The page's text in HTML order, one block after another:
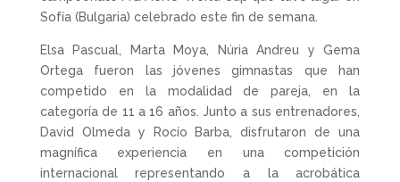
Sofía (Bulgaria) celebrado este fin de semana.
Elsa Pascual, Marta Moya, Núria Andreu y Gema
Ortega fueron las jóvenes gimnastas que han
competido en la modalidad de pareja, en la
categoría de 11 a 16 años. Junto a sus entrenadores,
David Olmeda y Rocío Barba, disfrutaron de una
magnífica experiencia en una competición
internacional representando a la acrobática